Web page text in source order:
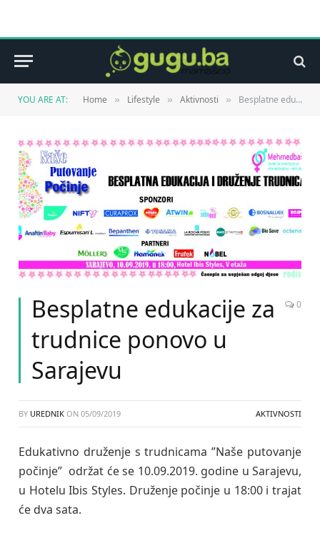
YOU ARE AT: Home » Lifestyle » Aktivnosti » Besplatne edukacije za trudnice ponovo u Sarajevu
Besplatne edukacije za
trudnice ponovo u
Sarajevu
0
BY UREDNIK ON 05/09/2019 AKTIVNOSTI
Edukativno druženje s trudnicama ”Naše putovanje
počinje” održat će se 10.09.2019. godine u Sarajevu,
u Hotelu Ibis Styles. Druženje počinje u 18:00 i trajat
će dva sata.